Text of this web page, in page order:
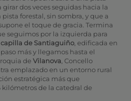
girar dos veces seguidas hacia la
forestal, sin sombra, y que a
el toque de gracia. Termina
seguimos por la izquierda para
capilla de Santiaguiño, edificada en
más y llegamos hasta el
de Vilanova , Concello
emplazado en un entorno rural
estratégica más que
kilómetros de la catedral de